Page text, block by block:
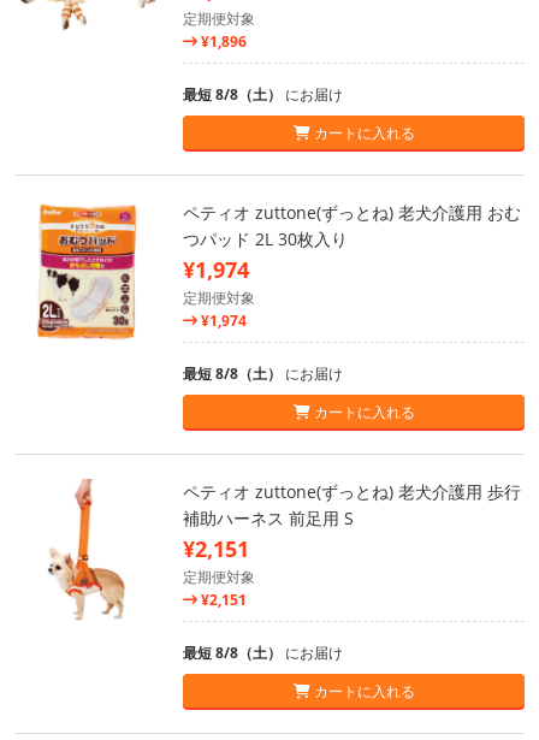
定期便対象
¥1,896
最短 8/8（土） にお届け
カートに入れる
ペティオ zuttone(ずっとね) 老犬介護用 おむ
つパッド 2L 30枚入り
¥1,974
定期便対象
¥1,974
最短 8/8（土） にお届け
カートに入れる
ペティオ zuttone(ずっとね) 老犬介護用 歩行
補助ハーネス 前足用 S
¥2,151
定期便対象
¥2,151
最短 8/8（土） にお届け
カートに入れる